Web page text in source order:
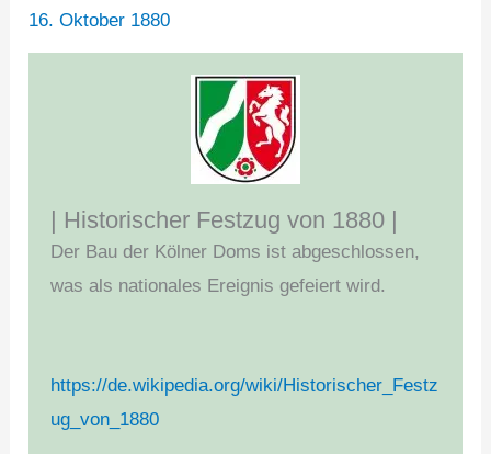
16. Oktober 1880
| Historischer Festzug von 1880 |
Der Bau der Kölner Doms ist abgeschlossen,
was als nationales Ereignis gefeiert wird.
https://de.wikipedia.org/wiki/Historischer_Festz
ug_von_1880